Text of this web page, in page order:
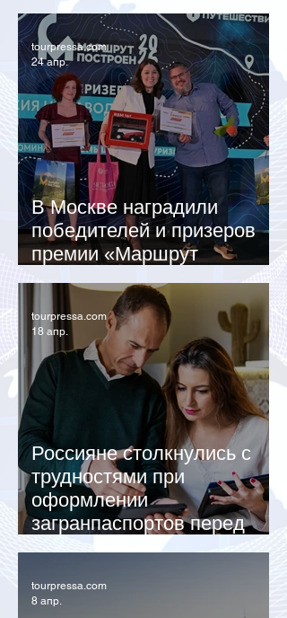
регионах достигает 40%
В Москве наградили
победителей и призеров
премии «Маршрут
построен 2025-2026»
tourpressa.com
24 апр.
Россияне столкнулись с
трудностями при
оформлении
загранпаспортов перед
летним сезоном
tourpressa.com
18 апр.
tourpressa.com
8 апр.